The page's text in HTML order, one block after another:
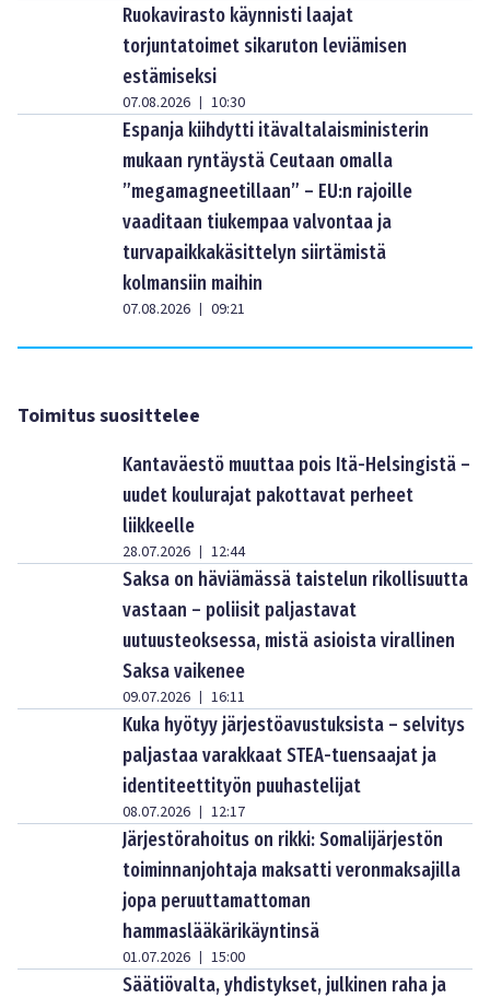
Ruokavirasto käynnisti laajat
torjuntatoimet sikaruton leviämisen
estämiseksi
07.08.2026 | 10:30
Espanja kiihdytti itävaltalaisministerin
mukaan ryntäystä Ceutaan omalla
”megamagneetillaan” – EU:n rajoille
vaaditaan tiukempaa valvontaa ja
turvapaikkakäsittelyn siirtämistä
kolmansiin maihin
07.08.2026 | 09:21
Toimitus suosittelee
Kantaväestö muuttaa pois Itä-Helsingistä –
uudet koulurajat pakottavat perheet
liikkeelle
28.07.2026 | 12:44
Saksa on häviämässä taistelun rikollisuutta
vastaan – poliisit paljastavat
uutuusteoksessa, mistä asioista virallinen
Saksa vaikenee
09.07.2026 | 16:11
Kuka hyötyy järjestöavustuksista – selvitys
paljastaa varakkaat STEA-tuensaajat ja
identiteettityön puuhastelijat
08.07.2026 | 12:17
Järjestörahoitus on rikki: Somalijärjestön
toiminnanjohtaja maksatti veronmaksajilla
jopa peruuttamattoman
hammaslääkärikäyntinsä
01.07.2026 | 15:00
Säätiövalta, yhdistykset, julkinen raha ja